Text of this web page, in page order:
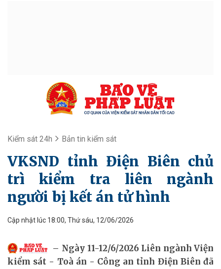
Kiểm sát 24h Bản tin kiểm sát
VKSND tỉnh Điện Biên chủ
trì kiểm tra liên ngành
người bị kết án tử hình
Cập nhật lúc 18:00, Thứ sáu, 12/06/2026
Ngày 11-12/6/2026 Liên ngành Viện
kiểm sát - Toà án - Công an tỉnh Điện Biên đã